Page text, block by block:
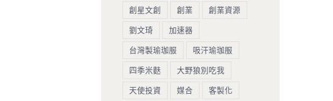
創星文創
創業
創業資源
劉文琦
加速器
台灣製瑜珈服
吸汗瑜珈服
四季米麩
大野狼別吃我
天使投資
媒合
客製化